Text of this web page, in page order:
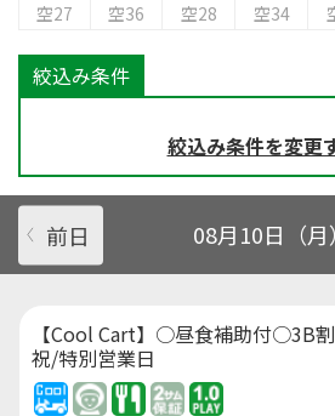
空27 空36 空28 空34
絞込み条件
絞込み条件を変更
前日 08月10日（月）
【Cool Cart】○昼食補助付○3B
祝/特別営業日